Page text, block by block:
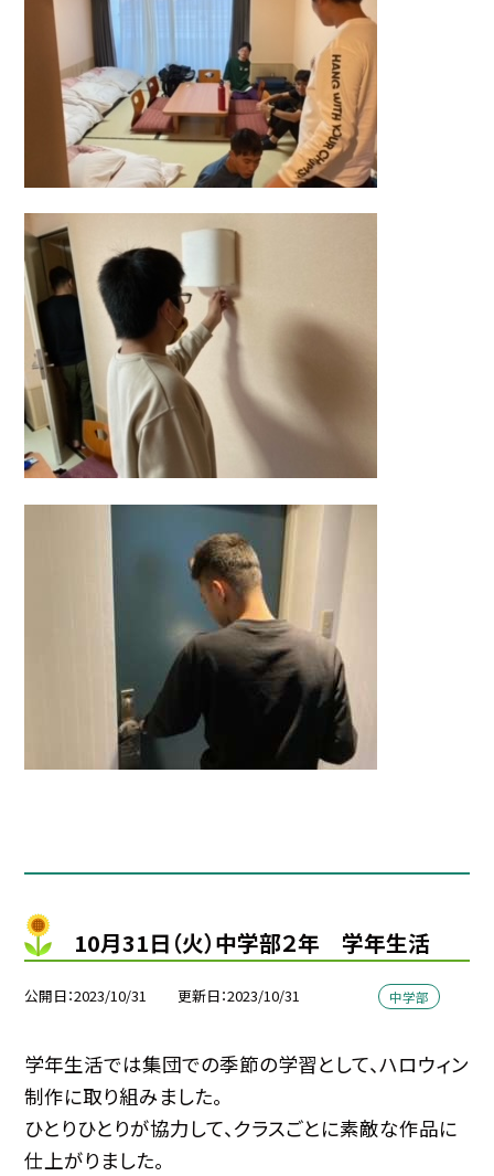
10月31日（火）中学部２年 学年生活
公開日 2023/10/31 更新日 2023/10/31 中学部
学年生活では集団での季節の学習として、ハロウィン
制作に取り組みました。
ひとりひとりが協力して、クラスごとに素敵な作品に
仕上がりました。